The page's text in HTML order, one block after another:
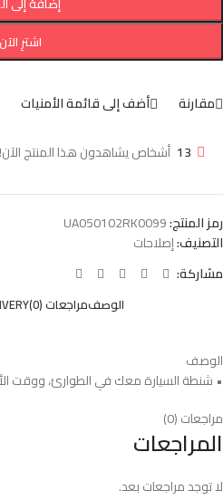
اشترِ الآن
مقارنة أضف إلى قائمة الأمنيات
13 أشخاص يشاهدون هذا المنتج الآن!
رمز المنتج:UA050102RK0099
التصنيف:إصلاحات
مشاركة:
الوصفمراجعات (0)
الوصف
• شنطة السيارة معك في الطوارئ، ووقت
مراجعات (0)
المراجعات
لا توجد مراجعات بعد.